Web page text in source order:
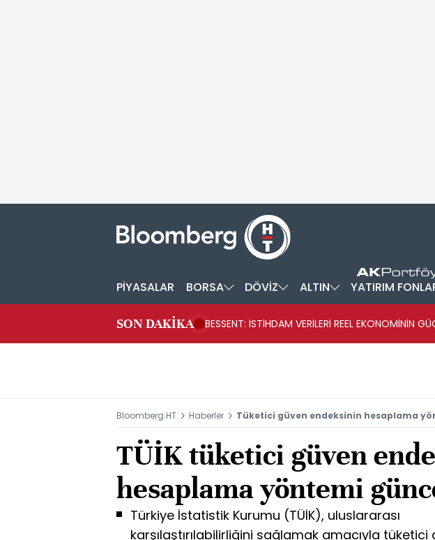
PİYASALAR BORSA DÖVİZ ALTIN YATIRIM
SON DAKİKA BESSENT: İSTİHDAM VERİLERİ REEL EKONOMİNİN
Bloomberg HT Haberler Tüketici güven endeksinin hesaplama
TÜİK tüketici güven
hesaplama yöntemi
Türkiye İstatistik Kurumu (TÜİK), uluslararası
karşılaştırılabilirliğini sağlamak amacıyla tüketici